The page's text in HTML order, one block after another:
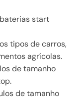
baterias start
tipos de carros,
agrícolas.
de tamanho
de tamanho